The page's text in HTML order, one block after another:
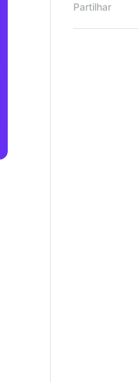
Partilhar